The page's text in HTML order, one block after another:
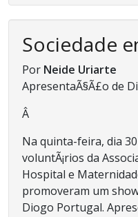
Sociedade
Por Neide Uriarte
ApresentaÃ§Ã£o de
Â
Na quinta-feira, dia
voluntÃ¡rios da
Hospital e
promoveram um
Diogo Portugal.